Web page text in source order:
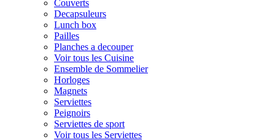
Couverts
Decapsuleurs
Lunch box
Pailles
Planches a decouper
Voir tous les Cuisine
Ensemble de Sommelier
Horloges
Magnets
Serviettes
Peignoirs
Serviettes de sport
Voir tous les Serviettes